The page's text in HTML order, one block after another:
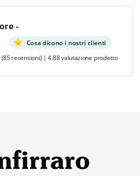
-
Cosa dicono i nostri clienti
(85 recensioni) | 4.88 valutazione prodotto